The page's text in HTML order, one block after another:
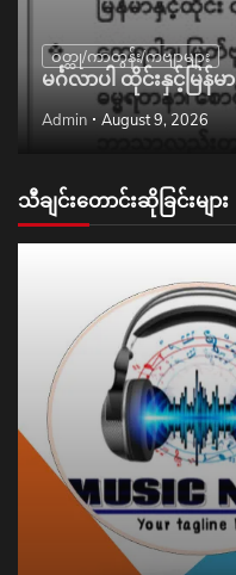
ဝတ္ထု/ကာတွန်း/ကဗျာများ
မင်္ဂလာပါ ထိုင်းနှင့်မြန်မာ
Admin August 9, 2026
သီချင်းတောင်းဆိုခြင်းများ